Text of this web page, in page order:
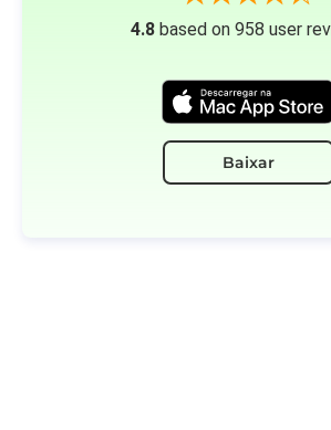
4.8based on 958 user
Baixar